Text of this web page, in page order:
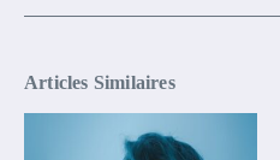
Articles Similaires